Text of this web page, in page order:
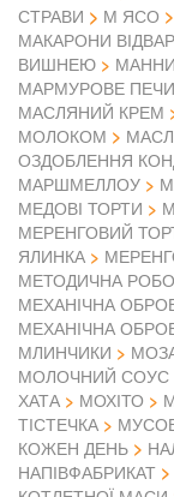
СТРАВИ
М ЯСО
МАКАРОНИ
ВИШНЕЮ
МАРМУРОВЕ
МАСЛЯНИЙ КРЕМ
МОЛОКОМ
ОЗДОБЛЕННЯ
МАРШМЕЛЛОУ
МЕДОВІ ТОРТИ
МЕРЕНГОВИЙ
ЯЛИНКА
МЕТОДИЧНА
МЕХАНІЧНА
МЕХАНІЧНА
МЛИНЧИКИ
МОЛОЧНИЙ СОУС
ХАТА
МОХІТО
ТІСТЕЧКА
КОЖЕН ДЕНЬ
НАПІВФАБРИКАТ